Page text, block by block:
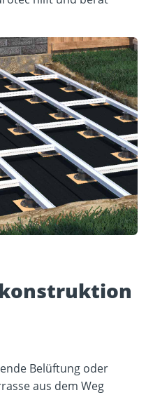
Belüftung oder
aus dem Weg